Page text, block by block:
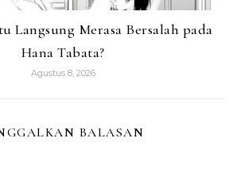
Langsung Merasa Bersalah pada
Hana Tabata?
Agustus 8, 2026
BALASAN